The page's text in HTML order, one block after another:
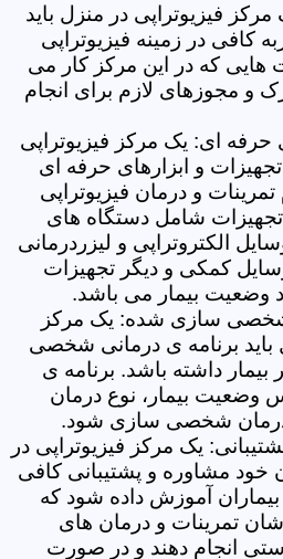
فیزیوتراپی در منزل باید
کافی در زمینه فیزیوتراپی
هایی که در این مرکز کار می
و مجوزهای لازم برای انجام
حرفه ای: یک مرکز فیزیوتراپی
و ابزارهای حرفه ای
و درمان فیزیوتراپی
شامل دستگاه های
الکتروتراپی و لیزردرمانی
کمکی و دیگر تجهیزات
وضعیت بیمار می باشد.
شخصی سازی شده: یک مرکز
باید برنامه ی درمانی شخصی
داشته باشد. برنامه ی
وضعیت بیمار، نوع درمان
درمان شخصی سازی شود.
یک مرکز فیزیوتراپی در
خود مشاوره و پشتیبانی کافی
بیماران آموزش داده شود که
تمرینات و درمان های
انجام دهند و در صورت